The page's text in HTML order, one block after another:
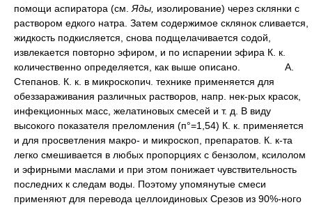
помощи аспиратора (см. Яды, изолирование) через склянки с
раствором едкого натра. Затем содержимое склянок сливается,
жидкость подкисляется, снова подщелачивается содой,
извлекается повторно эфиром, и по испарении эфира К. к.
количественно определяется, как выше описано.
А.
Степанов. К. к. в микроскопич. технике применяется для
обеззараживания различных растворов, напр. нек-рых красок,
инфекционных масс, желатиновых смесей и т. д. В виду
высокого показателя преломления (п°=1,54) К. к. применяется
и для просветления макро- и микроскоп, препаратов. К. к-та
легко смешивается в любых пропорциях с бензолом, ксилолом
и эфирными маслами и при этом понижает чувствительность
последних к следам воды. Поэтому упомянутые смеси
применяют для перевода целлоидиновых Срезов из 90%-ного